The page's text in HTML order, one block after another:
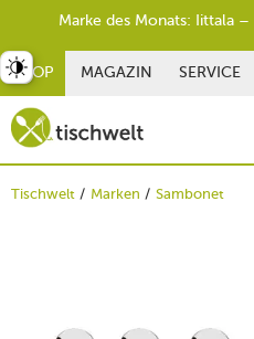
SHOP MAGAZIN SERVICE
Tischwelt Marken Sambonet
umschalten
Marke des Monats: Iittala